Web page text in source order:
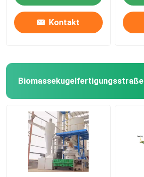
Kontakt
Biomassekugelfertigungsstraße